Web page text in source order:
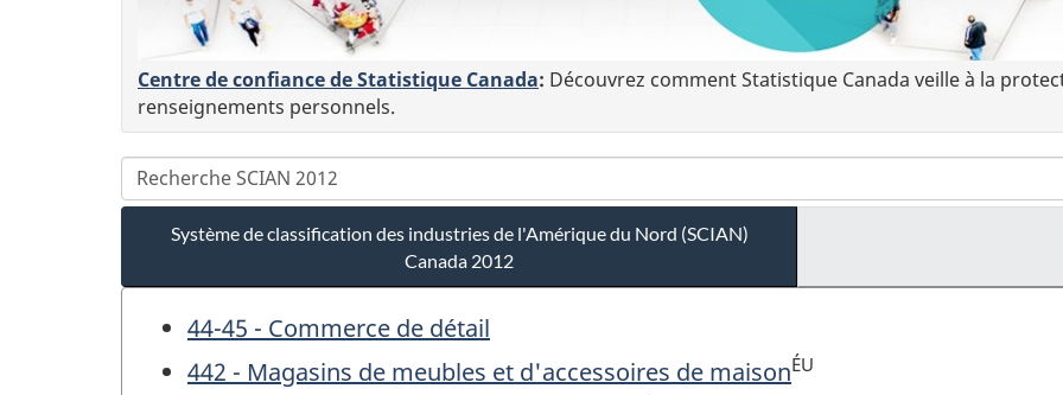
Centre de confiance de Statistique Canada: Découvrez comment Statistique Canada veille à la
renseignements personnels.
Système de classification des industries de l'Amérique du Nord (SCIAN)
Canada 2012
44-45 - Commerce de détail
442 - Magasins de meubles et d'accessoires de maisonÉU